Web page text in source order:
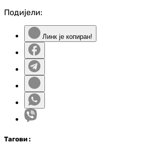
Подијели:
Линк је копиран!
Тагови :